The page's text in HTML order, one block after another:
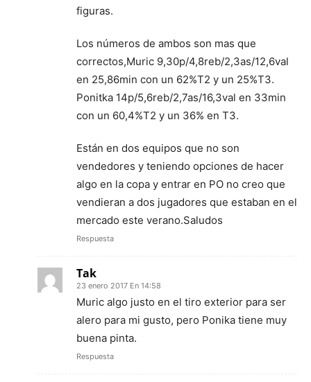
figuras.
Los números de ambos son mas que
correctos,Muric 9,30p/4,8reb/2,3as/12,6val
en 25,86min con un 62%T2 y un 25%T3.
Ponitka 14p/5,6reb/2,7as/16,3val en 33min
con un 60,4%T2 y un 36% en T3.
Están en dos equipos que no son
vendedores y teniendo opciones de hacer
algo en la copa y entrar en PO no creo que
vendieran a dos jugadores que estaban en el
mercado este verano.Saludos
Respuesta
Tak
23 enero 2017 En 14:58
Muric algo justo en el tiro exterior para ser
alero para mi gusto, pero Ponika tiene muy
buena pinta.
Respuesta